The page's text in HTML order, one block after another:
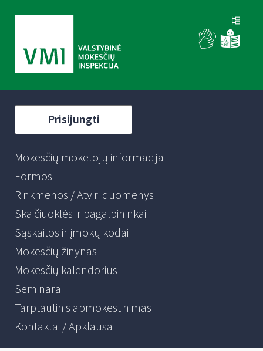
Prisijungti
Mokesčių mokėtojų informacija
Formos
Rinkmenos / Atviri duomenys
Skaičiuoklės ir pagalbininkai
Sąskaitos ir įmokų kodai
Mokesčių žinynas
Mokesčių kalendorius
Seminarai
Tarptautinis apmokestinimas
Kontaktai / Apklausa